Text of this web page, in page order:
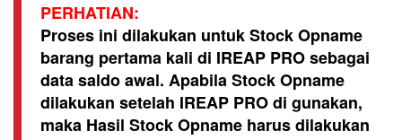
PERHATIAN:
Proses ini dilakukan untuk Stock Opname
barang pertama kali di IREAP PRO sebagai
data saldo awal. Apabila Stock Opname
dilakukan setelah IREAP PRO di gunakan,
maka Hasil Stock Opname harus dilakukan